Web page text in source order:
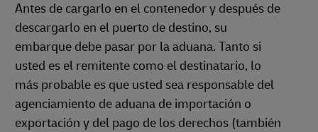
Antes de cargarlo en el contenedor y después de
descargarlo en el puerto de destino, su
embarque debe pasar por la aduana. Tanto si
usted es el remitente como el destinatario, lo
más probable es que usted sea responsable del
agenciamiento de aduana de importación o
exportación y del pago de los derechos (también